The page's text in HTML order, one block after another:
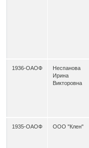
1936-ОАОФ
Неспанова
Ирина
Викторовна
1935-ОАОФ ООО "Клен"